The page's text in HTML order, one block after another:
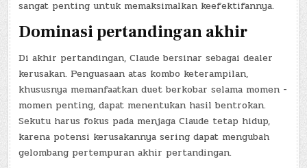
sangat penting untuk memaksimalkan keefektifannya.
Dominasi pertandingan akhir
Di akhir pertandingan, Claude bersinar sebagai dealer
kerusakan. Penguasaan atas kombo keterampilan,
khususnya memanfaatkan duet berkobar selama momen -
momen penting, dapat menentukan hasil bentrokan.
Sekutu harus fokus pada menjaga Claude tetap hidup,
karena potensi kerusakannya sering dapat mengubah
gelombang pertempuran akhir pertandingan.